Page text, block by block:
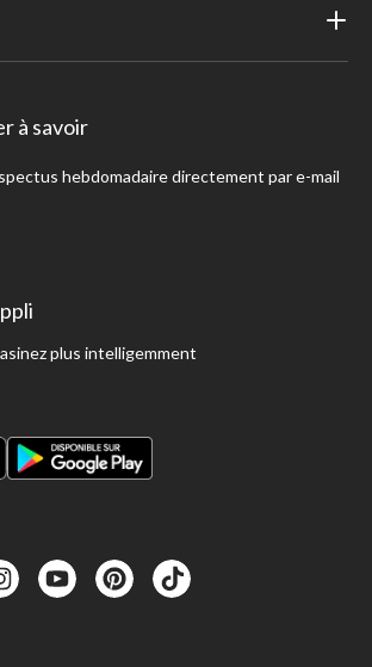
à savoir
hebdomadaire directement par e-mail
plus intelligemment